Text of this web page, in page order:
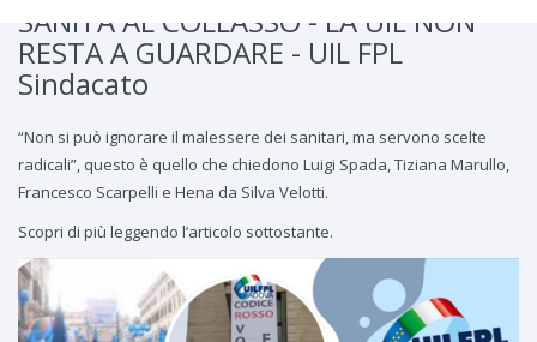
SANITÀ AL COLLASSO - LA UIL NON
RESTA A GUARDARE - UIL FPL
Sindacato
“Non si può ignorare il malessere dei sanitari, ma servono scelte
radicali”, questo è quello che chiedono Luigi Spada, Tiziana Marullo,
Francesco Scarpelli e Hena da Silva Velotti.
Scopri di più leggendo l’articolo sottostante.